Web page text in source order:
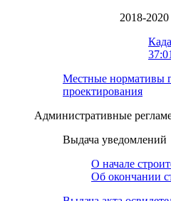
2018-2020
Местные нормативы
проектирования
Административные
Выдача уведомлений
О начале
Об окончании